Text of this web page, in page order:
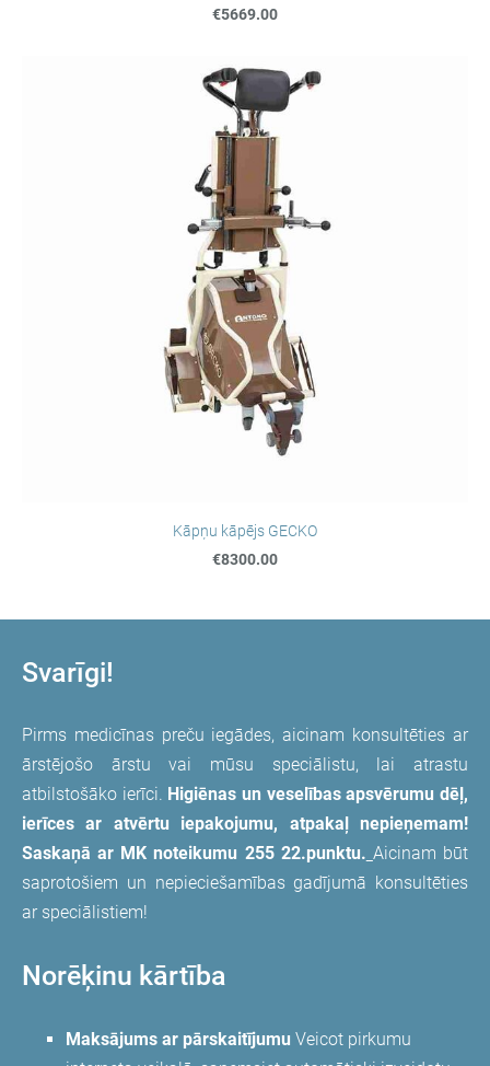
Svarīgi!
Pirms medicīnas preču iegādes, aicinam konsultēties ar
ārstējošo ārstu vai mūsu speciālistu, lai atrastu
atbilstošāko ierīci. Higiēnas un veselības apsvērumu dēļ,
ierīces ar atvērtu iepakojumu, atpakaļ nepieņemam!
Saskaņā ar MK noteikumu 255 22.punktu. Aicinam būt
saprotošiem un nepieciešamības gadījumā konsultēties
ar speciālistiem!
Norēķinu kārtība
Maksājums ar pārskaitījumu Veicot pirkumu
€5669.00
Kāpņu kāpējs GECKO
€8300.00